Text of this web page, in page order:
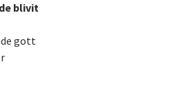
blivit
gott